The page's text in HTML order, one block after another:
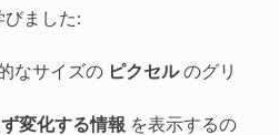
びました:
なサイズの ピクセルのグリ
変化する情報 を表示するの